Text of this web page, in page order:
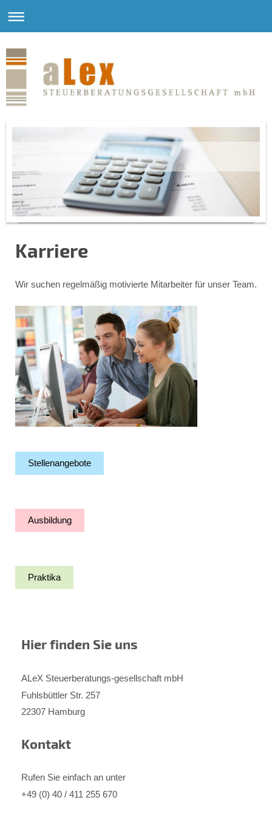
Karriere
Wir suchen regelmäßig motivierte Mitarbeiter für unser Team.
Stellenangebote
Ausbildung
Praktika
Hier finden Sie uns
ALeX Steuerberatungs-gesellschaft mbH
Fuhlsbüttler Str. 257
22307 Hamburg
Kontakt
Rufen Sie einfach an unter
+49 (0) 40 / 411 255 670